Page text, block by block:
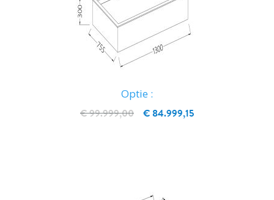
Optie :
€ 84.999,15
€ 99.999,00